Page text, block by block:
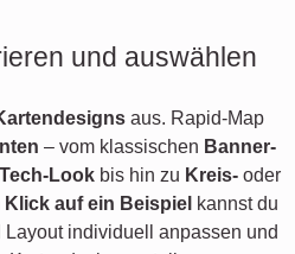
und auswählen
aus. Rapid-Map
– vom klassischen Banner-
Tech-Lookbis hin zu Kreis-oder
Klick auf ein Beispiel kannst du
Layout individuell anpassen und